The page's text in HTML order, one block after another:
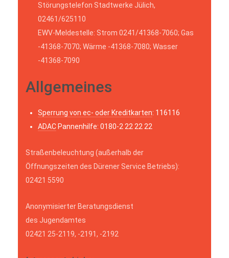
Störungstelefon Stadtwerke Jülich,
02461/625110
EWV-Meldestelle: Strom 0241/41368-7060; Gas
-41368-7070; Wärme -41368-7080; Wasser
-41368-7090
Allgemeines
Sperrung von ec- oder Kreditkarten: 116116
ADAC Pannenhilfe: 0180-2 22 22 22
Straßenbeleuchtung (außerhalb der
Öffnungszeiten des Dürener Service Betriebs):
02421 5590
Anonymisierter Beratungsdienst
des Jugendamtes
02421 25-2119, -2191, -2192